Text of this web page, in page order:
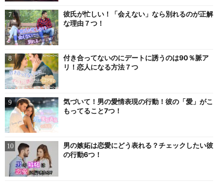
彼氏が忙しい！「会えない」なら別れるのが正解
な理由７つ！
付き合ってないのにデートに誘うのは90％脈ア
リ！恋人になる方法７つ
気づいて！男の愛情表現の行動！彼の「愛」がこ
もってること7つ！
男の嫉妬は恋愛にどう表れる？チェックしたい彼
の行動6つ！